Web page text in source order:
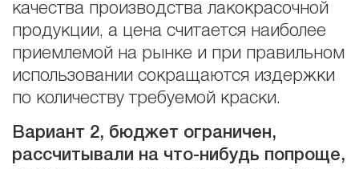
качества производства лакокрасочной
продукции, а цена считается наиболее
приемлемой на рынке и при правильном
использовании сокращаются издержки
по количеству требуемой краски.
Вариант 2, бюджет ограничен,
рассчитывали на что-нибудь попроще,